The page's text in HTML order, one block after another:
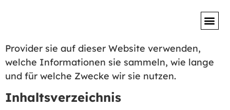
Provider sie auf dieser Website verwenden,
welche Informationen sie sammeln, wie lange
und für welche Zwecke wir sie nutzen.
Inhaltsverzeichnis